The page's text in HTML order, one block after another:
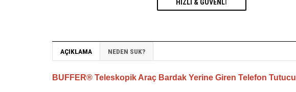
HIZLI & GÜVENLI
AÇIKLAMA NEDEN SUK?
BUFFER® Teleskopik Araç Bardak Yerine Giren Telefon Tutucu